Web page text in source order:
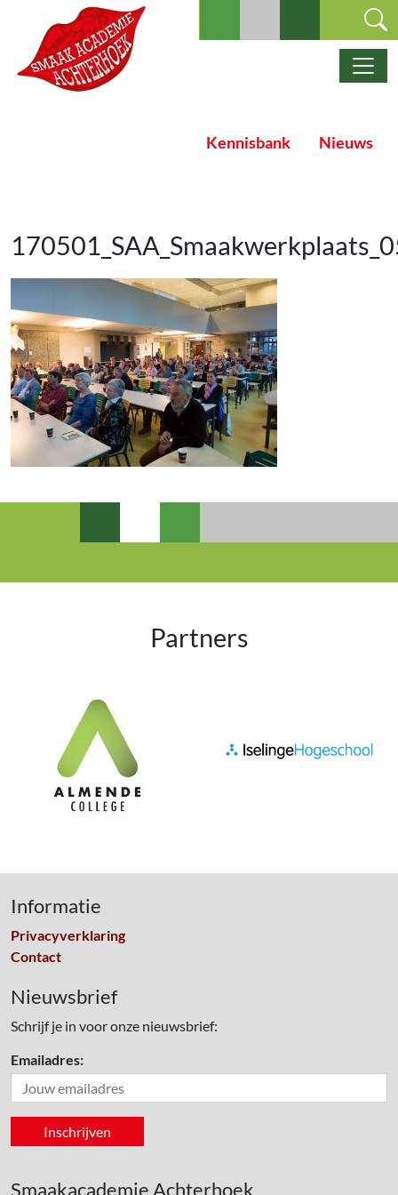
Ga naar de inhoud
Hoofdnavigatie
Kennisbank Nieuws
Partners
Informatie
Privacyverklaring
Contact
Nieuwsbrief
Schrijf je in voor onze nieuwsbrief:
Emailadres:
Smaakacademie Achterhoek